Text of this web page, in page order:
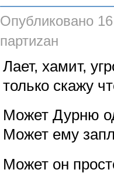
Опубликовано
партиzан
Лает, хамит,
только скажу
Может Дурню
Может ему
Может он